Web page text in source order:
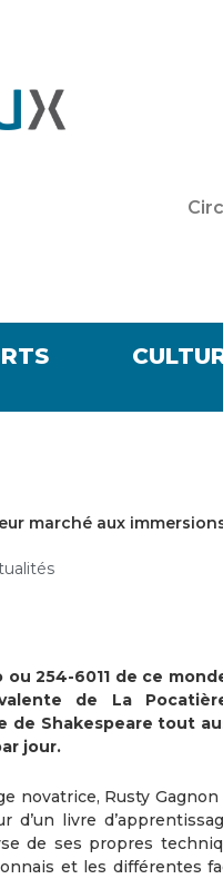
marché aux
254-6011 de ce
de La
de Shakespeare tout
jour.
novatrice, Rusty
d’un livre
de ses propres
et les différentes